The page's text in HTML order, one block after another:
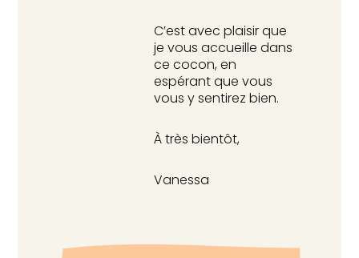
C’est avec plaisir que
je vous accueille dans
ce cocon, en
espérant que vous
vous y sentirez bien.
À très bientôt,
Vanessa